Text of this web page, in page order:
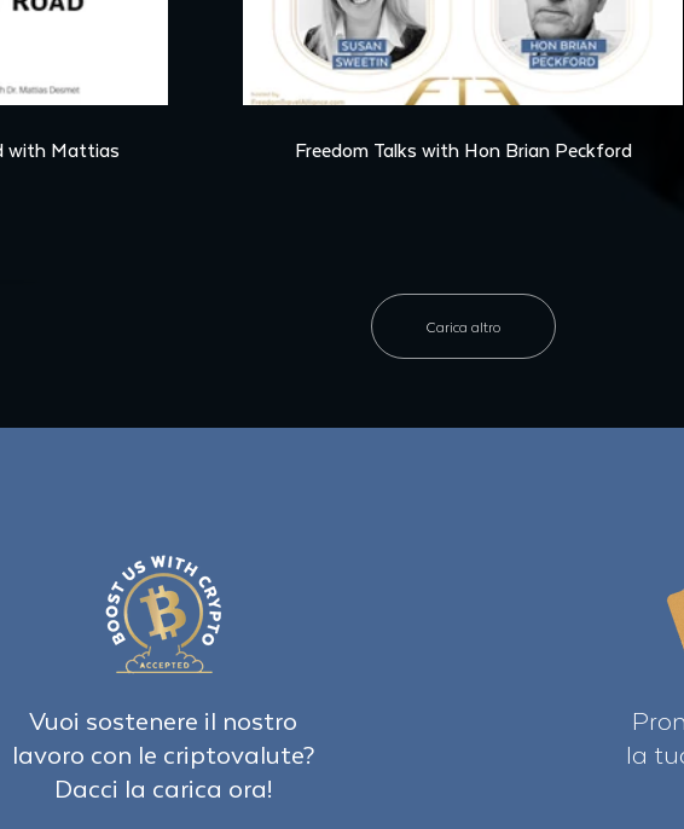
with Mattias
Freedom Talks with Hon Brian Peckford
Carica altro
Vuoi sostenere il nostro
lavoro con le criptovalute?
Dacci la carica ora!
la